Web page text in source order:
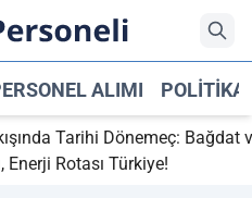
ALIMI POLITIKA
Tarihi Dönemeç: Bağdat ve
Rotası Türkiye!